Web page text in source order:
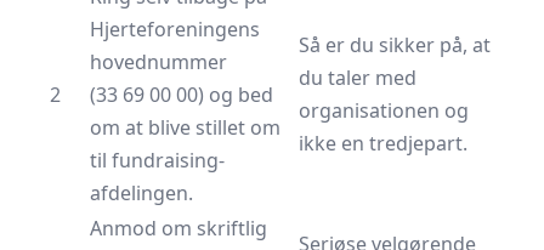
2
Hjerteforeningens
hovednummer
(33 69 00 00) og bed
om at blive stillet om
til fundraising-
afdelingen.
Så er du sikker på, at
du taler med
organisationen og
ikke en tredjepart.
Anmod om skriftlig
Seriøse velgørende